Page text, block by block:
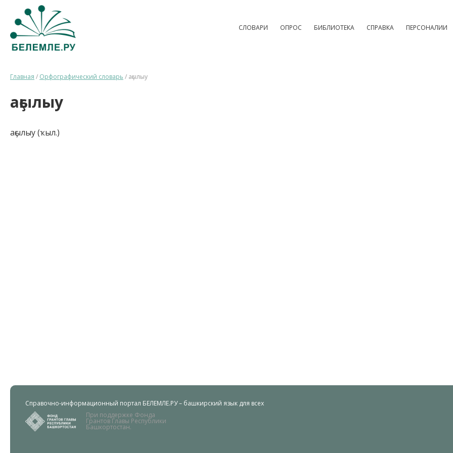
СЛОВАРИ ОПРОС БИБЛИОТЕКА СПРАВКА ПЕРСОНАЛИИ
Главная / Орфографический словарь / аҫылыу
аҫылыу
аҫылыу (ҡыл.)
Справочно-информационный портал БЕЛЕМЛЕ.РУ – башкирский язык для всех
При поддержке Фонда
Грантов Главы Республики
Башкортостан.